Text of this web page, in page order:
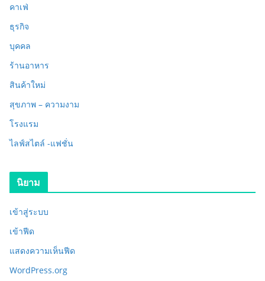
คาเฟ่
ธุรกิจ
บุคคล
ร้านอาหาร
สินค้าใหม่
สุขภาพ – ความงาม
โรงแรม
ไลฟ์สไตล์ -แฟชั่น
นิยาม
เข้าสู่ระบบ
เข้าฟีด
แสดงความเห็นฟีด
WordPress.org